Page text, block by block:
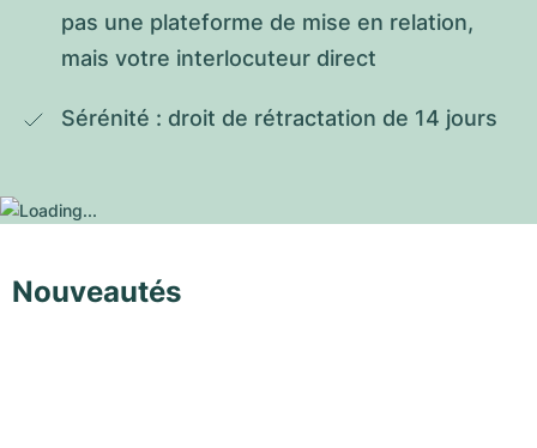
pas une plateforme de mise en relation,
mais votre interlocuteur direct
Sérénité : droit de rétractation de 14 jours
Nouveautés